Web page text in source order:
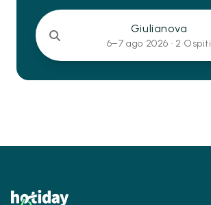
Giulianova
6–7 ago 2026 · 2 Ospiti
Footer